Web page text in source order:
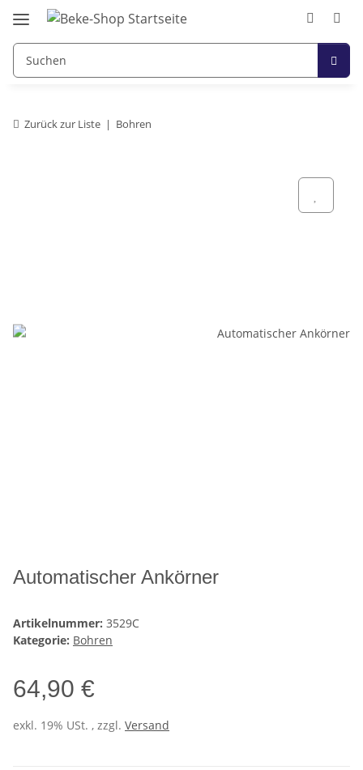
Zurück zur Liste Bohren
Automatischer Ankörner
Artikelnummer: 3529C
Kategorie: Bohren
64,90 €
exkl. 19% USt. , zzgl. Versand